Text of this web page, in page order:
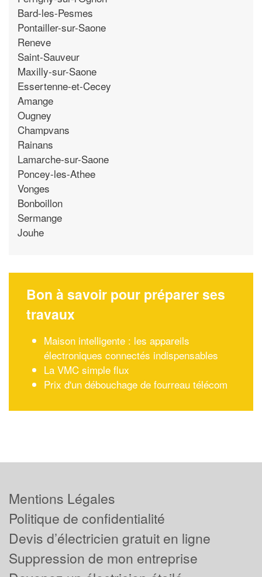
Bard-les-Pesmes
Pontailler-sur-Saone
Reneve
Saint-Sauveur
Maxilly-sur-Saone
Essertenne-et-Cecey
Amange
Ougney
Champvans
Rainans
Lamarche-sur-Saone
Poncey-les-Athee
Vonges
Bonboillon
Sermange
Jouhe
Bon à savoir pour préparer ses
travaux
Maison intelligente : les appareils
électroniques connectés indispensables
La VMC simple flux
Prix d'un débouchage de fourreau télécom
Mentions Légales
Politique de confidentialité
Devis d’électricien gratuit en ligne
Suppression de mon entreprise